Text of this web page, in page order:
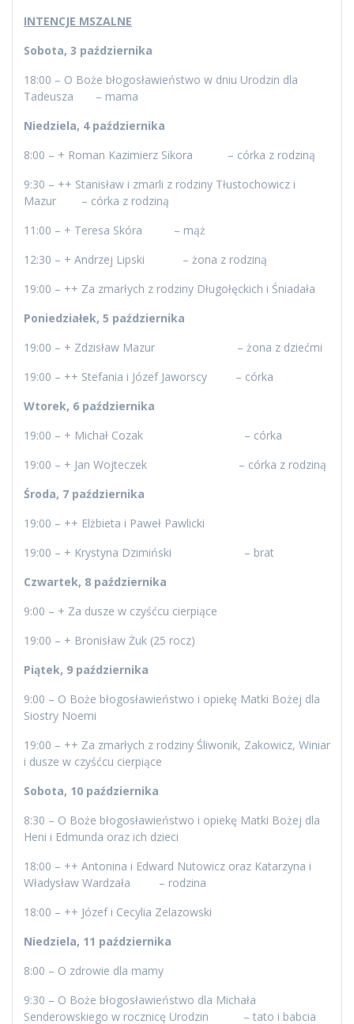
INTENCJE MSZALNE
Sobota, 3 października
18:00 – O Boże błogosławieństwo w dniu Urodzin dla
Tadeusza – mama
Niedziela, 4 października
8:00 – + Roman Kazimierz Sikora – córka z rodziną
9:30 – ++ Stanisław i zmarli z rodziny Tłustochowicz i
Mazur – córka z rodziną
11:00 – + Teresa Skóra – mąż
12:30 – + Andrzej Lipski – żona z rodziną
19:00 – ++ Za zmarłych z rodziny Długołęckich i Śniadała
Poniedziałek, 5 października
19:00 – + Zdzisław Mazur – żona z dziećmi
19:00 – ++ Stefania i Józef Jaworscy – córka
Wtorek, 6 października
19:00 – + Michał Cozak – córka
19:00 – + Jan Wojteczek – córka z rodziną
Środa, 7 października
19:00 – ++ Elżbieta i Paweł Pawlicki
19:00 – + Krystyna Dzimiński – brat
Czwartek, 8 października
9:00 – + Za dusze w czyśćcu cierpiące
19:00 – + Bronisław Żuk (25 rocz)
Piątek, 9 października
9:00 – O Boże błogosławieństwo i opiekę Matki Bożej dla
Siostry Noemi
19:00 – ++ Za zmarłych z rodziny Śliwonik, Zakowicz, Winiar
i dusze w czyśćcu cierpiące
Sobota, 10 października
8:30 – O Boże błogosławieństwo i opiekę Matki Bożej dla
Heni i Edmunda oraz ich dzieci
18:00 – ++ Antonina i Edward Nutowicz oraz Katarzyna i
Władysław Wardzała – rodzina
18:00 – ++ Józef i Cecylia Zelazowski
Niedziela, 11 października
8:00 – O zdrowie dla mamy
9:30 – O Boże błogosławieństwo dla Michała
Senderowskiego w rocznicę Urodzin – tato i babcia